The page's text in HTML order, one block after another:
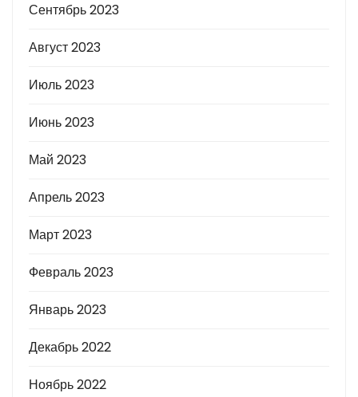
Сентябрь 2023
Август 2023
Июль 2023
Июнь 2023
Май 2023
Апрель 2023
Март 2023
Февраль 2023
Январь 2023
Декабрь 2022
Ноябрь 2022